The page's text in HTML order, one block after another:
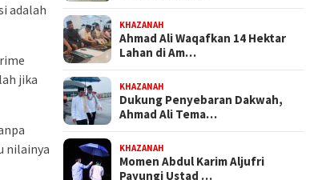
adalah
jika
nilainya
KHAZANAH
Ahmad Ali Waqafkan 14 Hektar
Lahan di Am…
KHAZANAH
Dukung Penyebaran Dakwah,
Ahmad Ali Tema…
KHAZANAH
Momen Abdul Karim Aljufri
Payungi Ustad …